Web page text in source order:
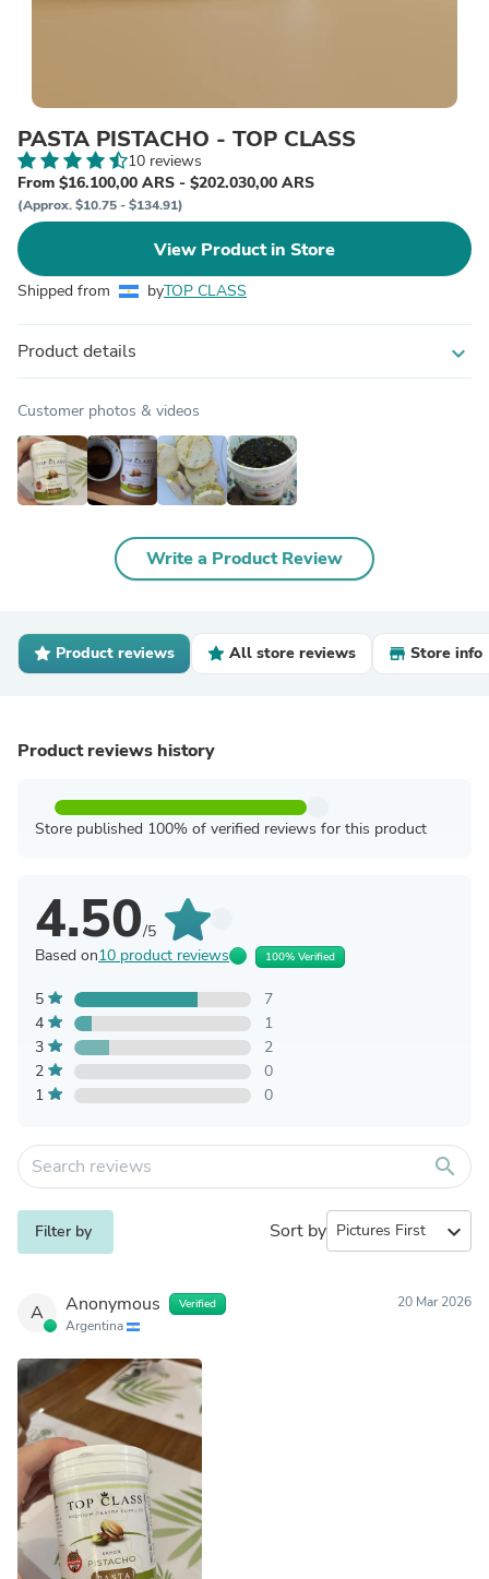
PASTA PISTACHO - TOP CLASS
10 reviews
From $16.100,00 ARS - $202.030,00 ARS
(Approx. $10.75 - $134.91)
View Product in Store
Shipped from byTOP CLASS
Product details expand_more
Customer photos & videos
Write a Product Review
Product reviews All store reviews Store info
Product reviews history
Store published 100% of verified reviews for this product
4.50/5
Based on10 product reviews 100% Verified
5
7
4
1
3
2
2
0
1
0
search
Filter by Sort by expand_more
A Anonymous Verified
Argentina
20 Mar 2026